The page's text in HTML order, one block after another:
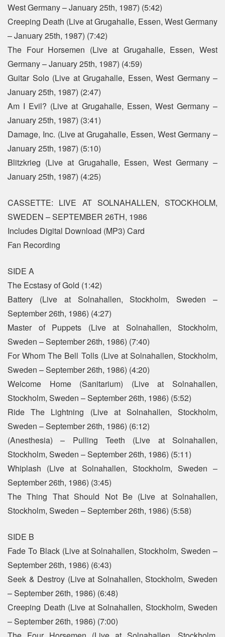
West Germany – January 25th, 1987) (5:42)
Creeping Death (Live at Grugahalle, Essen, West Germany
– January 25th, 1987) (7:42)
The Four Horsemen (Live at Grugahalle, Essen, West
Germany – January 25th, 1987) (4:59)
Guitar Solo (Live at Grugahalle, Essen, West Germany –
January 25th, 1987) (2:47)
Am I Evil? (Live at Grugahalle, Essen, West Germany –
January 25th, 1987) (3:41)
Damage, Inc. (Live at Grugahalle, Essen, West Germany –
January 25th, 1987) (5:10)
Blitzkrieg (Live at Grugahalle, Essen, West Germany –
January 25th, 1987) (4:25)
CASSETTE: LIVE AT SOLNAHALLEN, STOCKHOLM,
SWEDEN – SEPTEMBER 26TH, 1986
Includes Digital Download (MP3) Card
Fan Recording
SIDE A
The Ecstasy of Gold (1:42)
Battery (Live at Solnahallen, Stockholm, Sweden –
September 26th, 1986) (4:27)
Master of Puppets (Live at Solnahallen, Stockholm,
Sweden – September 26th, 1986) (7:40)
For Whom The Bell Tolls (Live at Solnahallen, Stockholm,
Sweden – September 26th, 1986) (4:20)
Welcome Home (Sanitarium) (Live at Solnahallen,
Stockholm, Sweden – September 26th, 1986) (5:52)
Ride The Lightning (Live at Solnahallen, Stockholm,
Sweden – September 26th, 1986) (6:12)
(Anesthesia) – Pulling Teeth (Live at Solnahallen,
Stockholm, Sweden – September 26th, 1986) (5:11)
Whiplash (Live at Solnahallen, Stockholm, Sweden –
September 26th, 1986) (3:45)
The Thing That Should Not Be (Live at Solnahallen,
Stockholm, Sweden – September 26th, 1986) (5:58)
SIDE B
Fade To Black (Live at Solnahallen, Stockholm, Sweden –
September 26th, 1986) (6:43)
Seek & Destroy (Live at Solnahallen, Stockholm, Sweden
– September 26th, 1986) (6:48)
Creeping Death (Live at Solnahallen, Stockholm, Sweden
– September 26th, 1986) (7:00)